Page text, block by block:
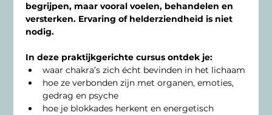
begrijpen, maar vooral voelen, behandelen en
versterken. Ervaring of helderziendheid is niet
nodig.
In deze praktijkgerichte cursus ontdek je:
waar chakra’s zich écht bevinden in het lichaam
hoe ze verbonden zijn met organen, emoties,
gedrag en psyche
hoe je blokkades herkent en energetisch